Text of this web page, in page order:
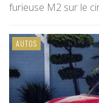
furieuse M2 sur le
AUTOS